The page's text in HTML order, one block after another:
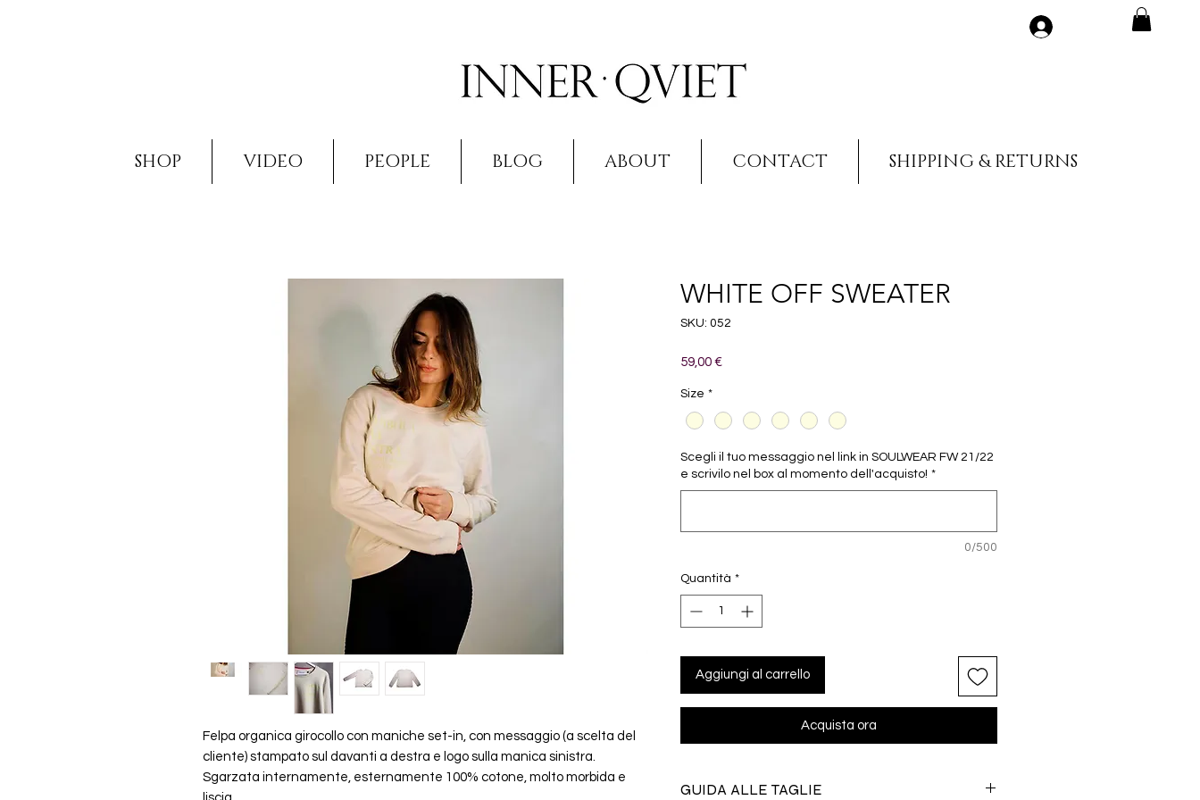
SHOP VIDEO PEOPLE BLOG ABOUT CONTACT SHIPPING & RETURNS
Felpa organica girocollo con maniche set-in, con messaggio (a scelta del
cliente) stampato sul davanti a destra e logo sulla manica sinistra.
Sgarzata internamente, esternamente 100% cotone, molto morbida e
WHITE OFF SWEATER
SKU: 052
59,00 €Prezzo
Size *
Scegli il tuo messaggio nel link in SOULWEAR FW 21/22
e scrivilo nel box al momento dell'acquisto! *
0/500
Quantità *
Aggiungi al carrello
Acquista ora
GUIDA ALLE TAGLIE